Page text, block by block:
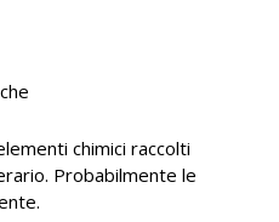
chimici raccolti
Probabilmente le